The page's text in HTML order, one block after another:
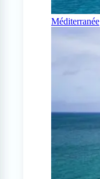
Méditerranée